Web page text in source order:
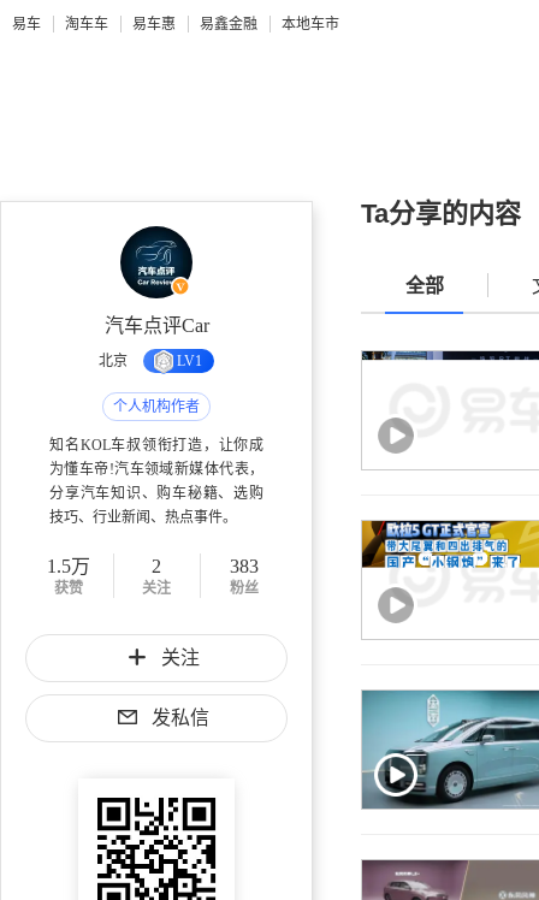
易车 淘车车 易车惠 易鑫金融 本地车市
汽车点评Car
北京 LV1
个人机构作者
知名KOL车叔领衔打造，让你成
为懂车帝!汽车领域新媒体代表，
分享汽车知识、购车秘籍、选购
技巧、行业新闻、热点事件。
1.5万
获赞
2
关注
383
粉丝
关注
发私信
Ta分享的内容
全部